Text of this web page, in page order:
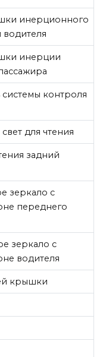
инерционного
водителя
инерции
контроля
для чтения
задний
зеркало с
переднего
зеркало с
водителя
крышки